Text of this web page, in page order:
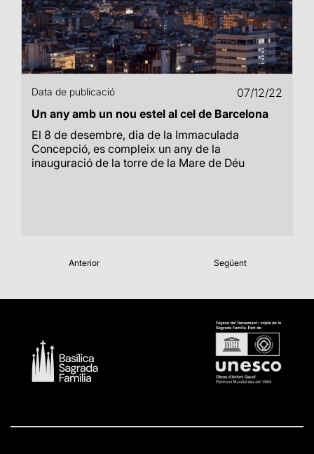
Data de publicació
07/12/22
Un any amb un nou estel al cel de Barcelona
El 8 de desembre, dia de la Immaculada
Concepció, es compleix un any de la
inauguració de la torre de la Mare de Déu
Anterior Següent